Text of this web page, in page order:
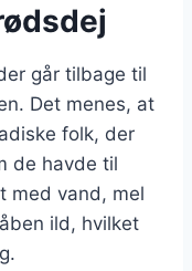
går tilbage til
Det menes, at
folk, der
de havde til
med vand, mel
ild, hvilket